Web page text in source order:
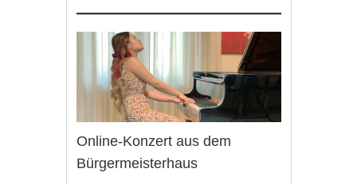
Online-Konzert aus dem
Bürgermeisterhaus